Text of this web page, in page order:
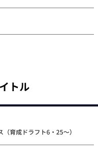
トル
育成ドラフト6・25～）